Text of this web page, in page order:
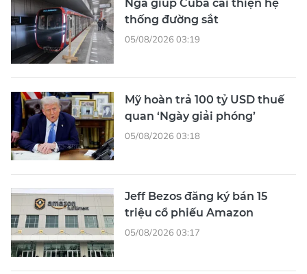
Nga giúp Cuba cải thiện hệ
thống đường sắt
05/08/2026 03:19
Mỹ hoàn trả 100 tỷ USD thuế
quan ‘Ngày giải phóng’
05/08/2026 03:18
Jeff Bezos đăng ký bán 15
triệu cổ phiếu Amazon
05/08/2026 03:17